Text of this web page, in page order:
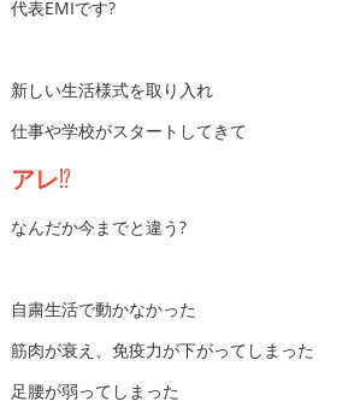
代表EMIです?
新しい生活様式を取り入れ
仕事や学校がスタートしてきて
アレ⁉️
なんだか今までと違う?
自粛生活で動かなかった
筋肉が衰え、免疫力が下がってしまった
足腰が弱ってしまった